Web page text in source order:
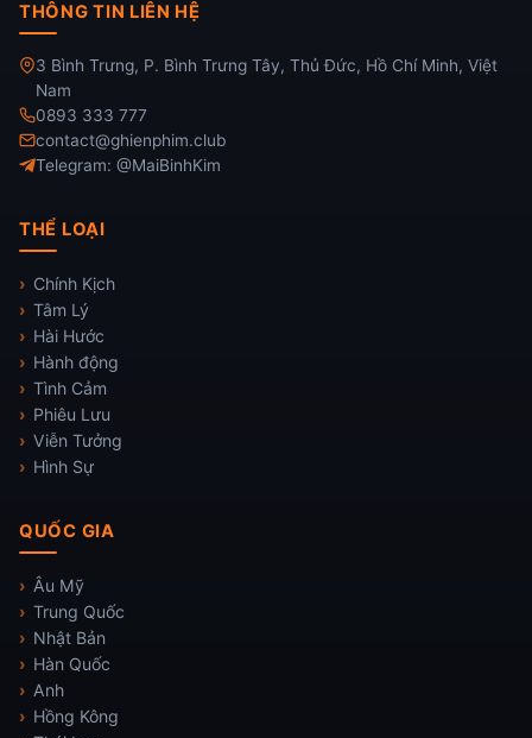
THÔNG TIN LIÊN HỆ
3 Bình Trưng, P. Bình Trưng Tây, Thủ Đức, Hồ Chí Minh, Việt
Nam
0893 333 777
contact@ghienphim.club
Telegram: @MaiBinhKim
THỂ LOẠI
Chính Kịch
Tâm Lý
Hài Hước
Hành động
Tình Cảm
Phiêu Lưu
Viễn Tưởng
Hình Sự
QUỐC GIA
Âu Mỹ
Trung Quốc
Nhật Bản
Hàn Quốc
Anh
Hồng Kông